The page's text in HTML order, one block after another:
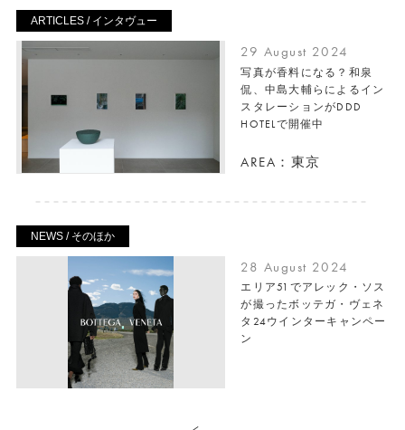
ARTICLES / インタヴュー
29 August 2024
写真が香料になる？和泉
侃、中島大輔らによるイン
スタレーションがDDD
HOTELで開催中
AREA：東京
NEWS / そのほか
28 August 2024
エリア51でアレック・ソス
が撮ったボッテガ・ヴェネ
タ24ウインターキャンペー
ン